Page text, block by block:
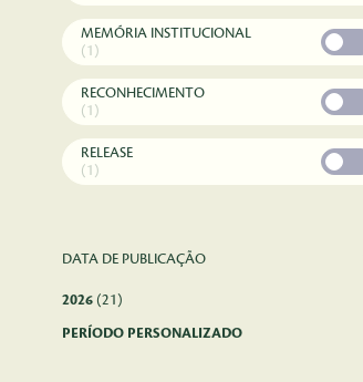
MEMÓRIA INSTITUCIONAL
(1)
RECONHECIMENTO
(1)
RELEASE
(1)
DATA DE PUBLICAÇÃO
2026 (21)
PERÍODO PERSONALIZADO